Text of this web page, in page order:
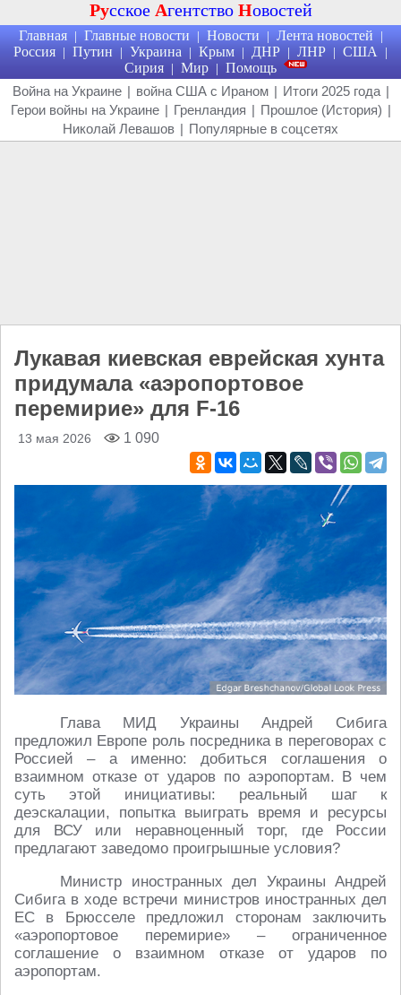
Русское Агентство Новостей
Главная | Главные новости | Новости | Лента новостей |
Россия | Путин | Украина | Крым | ДНР | ЛНР | США |
Сирия | Мир | Помощь
Война на Украине | война США с Ираном | Итоги 2025 года |
Герои войны на Украине | Гренландия | Прошлое (История) |
Николай Левашов | Популярные в соцсетях
Лукавая киевская еврейская хунта
придумала «аэропортовое
перемирие» для F-16
13 мая 2026 1 090
Глава МИД Украины Андрей Сибига
предложил Европе роль посредника в переговорах с
Россией – а именно: добиться соглашения о
взаимном отказе от ударов по аэропортам. В чем
суть этой инициативы: реальный шаг к
деэскалации, попытка выиграть время и ресурсы
для ВСУ или неравноценный торг, где России
предлагают заведомо проигрышные условия?
Министр иностранных дел Украины Андрей
Сибига в ходе встречи министров иностранных дел
ЕС в Брюсселе предложил сторонам заключить
«аэропортовое перемирие» – ограниченное
соглашение о взаимном отказе от ударов по
аэропортам.